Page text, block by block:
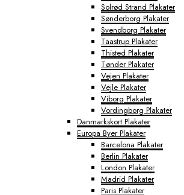
Solrød Strand Plakater
Sønderborg Plakater
Svendborg Plakater
Taastrup Plakater
Thisted Plakater
Tønder Plakater
Vejen Plakater
Vejle Plakater
Viborg Plakater
Vordingborg Plakater
Danmarkskort Plakater
Europa Byer Plakater
Barcelona Plakater
Berlin Plakater
London Plakater
Madrid Plakater
Paris Plakater